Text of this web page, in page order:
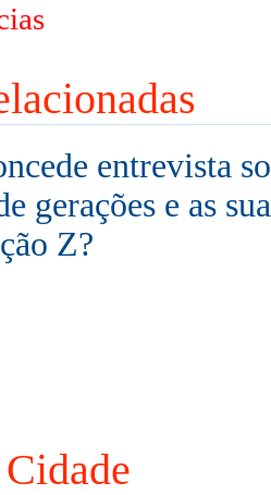
entrevista
gerações e as
Z?